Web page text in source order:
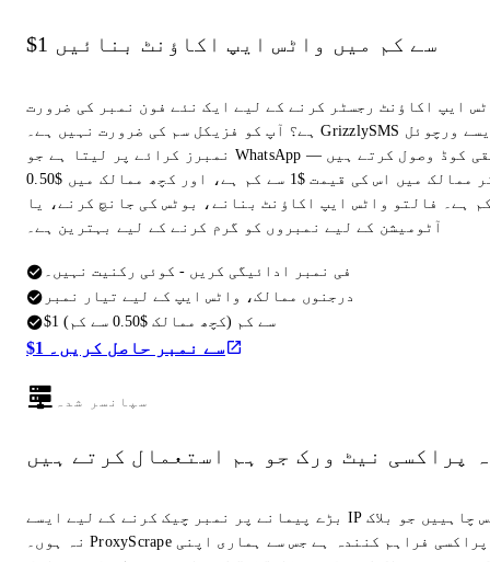
$1 سے کم میں واٹس ایپ اکاؤنٹ بنائیں
ایپ اکاؤنٹ رجسٹر کرنے کے لیے ایک نئے فون نمبر کی ضرورت
ہے؟ آپ کو فزیکل سم کی ضرورت نہیں ہے۔ GrizzlySMS ایسے ورچوئل
نمبرز کرائے پر لیتا ہے جو WhatsApp تصدیقی کوڈ وصول کرتے ہیں —
زیادہ تر ممالک میں اس کی قیمت $1 سے کم ہے، اور کچھ ممالک میں $0.50
ہے۔ فالتو واٹس ایپ اکاؤنٹ بنانے، بوٹس کی جانچ کرنے، یا
آٹومیشن کے لیے نمبروں کو گرم کرنے کے لیے بہترین ہے۔
فی نمبر ادائیگی کریں - کوئی رکنیت نہیں۔
درجنوں ممالک، واٹس ایپ کے لیے تیار نمبر
$1 سے کم (کچھ ممالک $0.50 سے کم)
$1 سے نمبر حاصل کریں۔
سپانسر شدہ
پراکسی نیٹ ورک جو ہم استعمال کرتے ہیں
بڑے پیمانے پر نمبر چیک کرنے کے لیے ایسے IP ایڈریس چاہییں جو بلاک
نہ ہوں۔ ProxyScrape وہی پراکسی فراہم کنندہ ہے جس سے ہماری اپنی